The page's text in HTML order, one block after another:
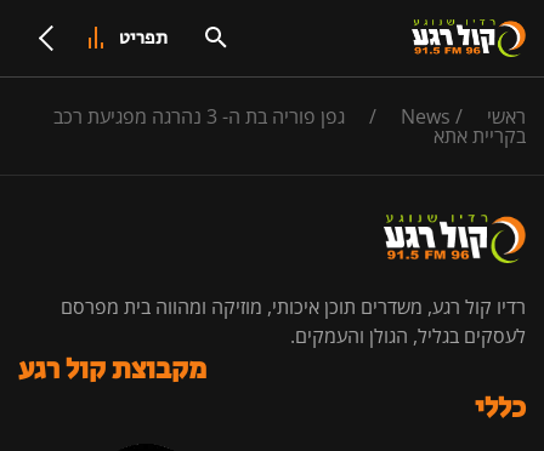
תפריט
ראשי /
News
/ גפן פוריה בת ה- 3 נהרגה מפגיעת רכב
בקריית אתא
רדיו קול רגע, משדרים תוכן איכותי, מוזיקה ומהווה בית מפרסם
לעסקים בגליל, הגולן והעמקים.
כללי
מקבוצת קול רגע